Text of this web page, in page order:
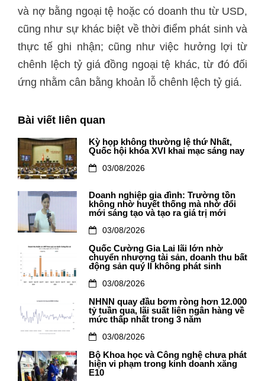
và nợ bằng ngoại tệ hoặc có doanh thu từ USD,
cũng như sự khác biệt về thời điểm phát sinh và
thực tế ghi nhận; cũng như việc hưởng lợi từ
chênh lệch tỷ giá đồng ngoại tệ khác, từ đó đối
ứng nhằm cân bằng khoản lỗ chênh lệch tỷ giá.
Bài viết liên quan
Kỳ họp không thường lệ thứ Nhất,
Quốc hội khóa XVI khai mạc sáng nay
03/08/2026
Doanh nghiệp gia đình: Trường tồn
không nhờ huyết thống mà nhờ đổi
mới sáng tạo và tạo ra giá trị mới
03/08/2026
Quốc Cường Gia Lai lãi lớn nhờ
chuyển nhượng tài sản, doanh thu bất
động sản quý II không phát sinh
03/08/2026
NHNN quay đầu bơm ròng hơn 12.000
tỷ tuần qua, lãi suất liên ngân hàng về
mức thấp nhất trong 3 năm
03/08/2026
Bộ Khoa học và Công nghệ chưa phát
hiện vi phạm trong kinh doanh xăng
E10